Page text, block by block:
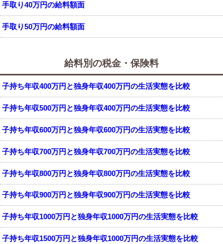
手取り40万円の給料額面
手取り50万円の給料額面
給料別の税金・保険料
子持ち年収400万円と独身年収400万円の生活実態を比較
子持ち年収500万円と独身年収400万円の生活実態を比較
子持ち年収600万円と独身年収600万円の生活実態を比較
子持ち年収700万円と独身年収700万円の生活実態を比較
子持ち年収800万円と独身年収800万円の生活実態を比較
子持ち年収900万円と独身年収900万円の生活実態を比較
子持ち年収1000万円と独身年収1000万円の生活実態を比較
子持ち年収1500万円と独身年収1000万円の生活実態を比較